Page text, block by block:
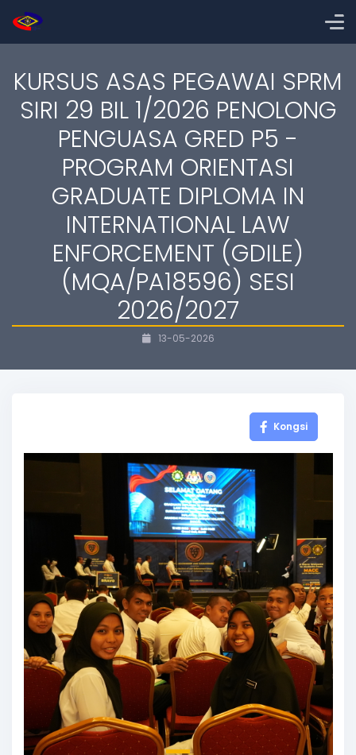
KURSUS ASAS PEGAWAI SPRM
SIRI 29 BIL 1/2026 PENOLONG
PENGUASA GRED P5 -
PROGRAM ORIENTASI
GRADUATE DIPLOMA IN
INTERNATIONAL LAW
ENFORCEMENT (GDILE)
(MQA/PA18596) SESI
2026/2027
13-05-2026
Kongsi